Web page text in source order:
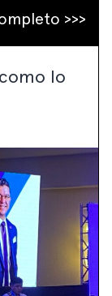
>>>
lo